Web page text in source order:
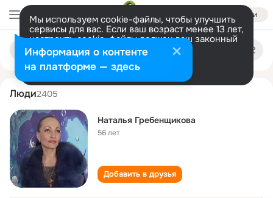
Войти
Мы используем cookie-файлы, чтобы улучшить
сервисы для вас. Если ваш возраст менее 13 лет,
настроить cookie-файлы должен ваш законный
представитель. Больше информации
Разрешить все Настроить
Поиск
людям
natalya grebenschikova
Люди2405
Наталья Гребенщикова
56 лет
Добавить в друзья
Информация о контенте
на платформе — здесь